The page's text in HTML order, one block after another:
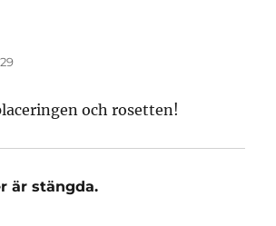
och rosetten!
är stängda.